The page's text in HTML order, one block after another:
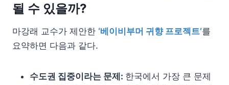
될 수 있을까?
마강래 교수가 제안한 ‘베이비부머 귀향 프로젝트’를
요약하면 다음과 같다.
수도권 집중이라는 문제: 한국에서 가장 큰 문제